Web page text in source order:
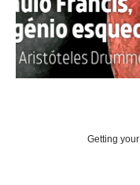
Getting your